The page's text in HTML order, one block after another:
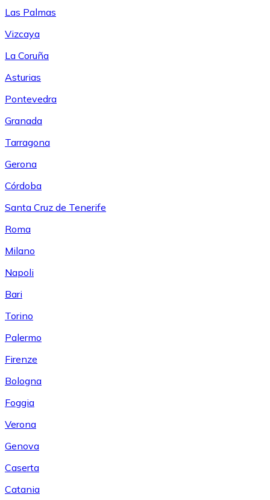
Las Palmas
Vizcaya
La Coruña
Asturias
Pontevedra
Granada
Tarragona
Gerona
Córdoba
Santa Cruz de Tenerife
Roma
Milano
Napoli
Bari
Torino
Palermo
Firenze
Bologna
Foggia
Verona
Genova
Caserta
Catania